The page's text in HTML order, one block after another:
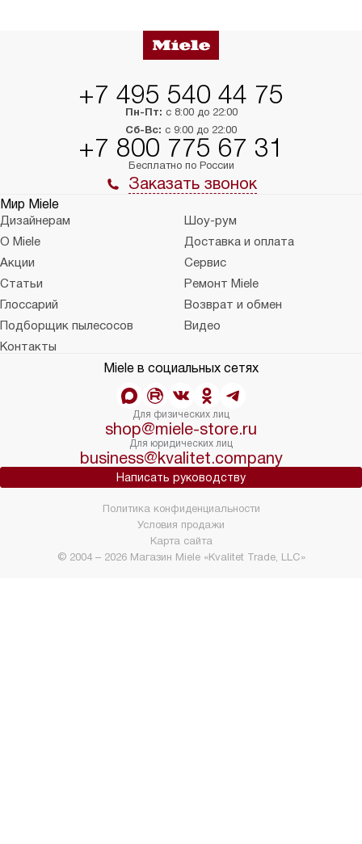
+7 495 540 44 75
Пн-Пт: с 8:00 до 22:00
Сб-Вс: с 9:00 до 22:00
+7 800 775 67 31
Бесплатно по России
Заказать звонок
Мир Miele
Дизайнерам
Шоу-рум
О Miele
Доставка и оплата
Акции
Сервис
Статьи
Ремонт Miele
Глоссарий
Возврат и обмен
Подборщик пылесосов
Видео
Контакты
Miele в социальных сетях
Для физических лиц
shop@miele-store.ru
Для юридических лиц
business@kvalitet.company
Написать руководству
© 2004 – 2026 Магазин Miele «Kvalitet Trade, LLC»
Политика конфиденциальности
Условия продажи
Карта сайта